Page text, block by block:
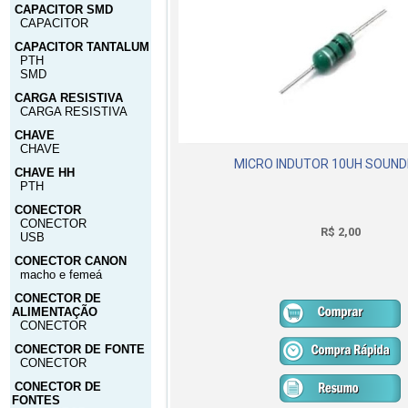
CAPACITOR SMD
CAPACITOR
CAPACITOR TANTALUM
PTH
SMD
CARGA RESISTIVA
CARGA RESISTIVA
CHAVE
CHAVE
CHAVE HH
PTH
CONECTOR
CONECTOR
USB
CONECTOR CANON
macho e femeá
CONECTOR DE
ALIMENTAÇÃO
CONECTOR
CONECTOR DE FONTE
CONECTOR
CONECTOR DE
FONTES
MICRO INDUTOR 10UH
R$ 2,00